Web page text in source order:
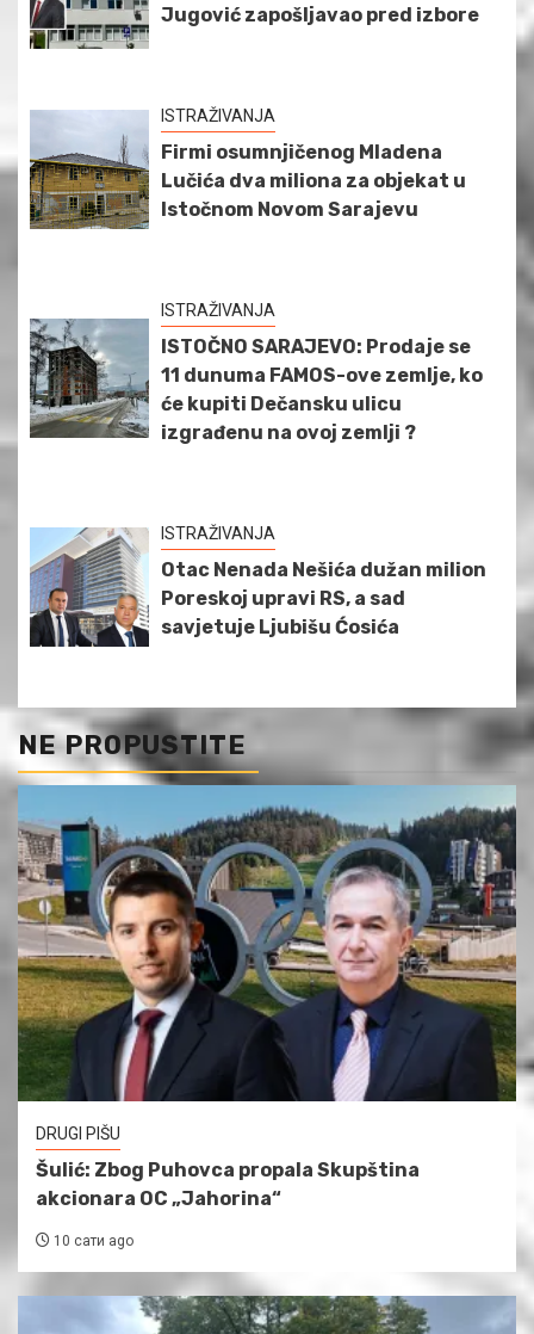
Jugović zapošljavao pred izbore
ISTRAŽIVANJA
Firmi osumnjičenog Mladena
Lučića dva miliona za objekat u
Istočnom Novom Sarajevu
ISTRAŽIVANJA
ISTOČNO SARAJEVO: Prodaje se
11 dunuma FAMOS-ove zemlje, ko
će kupiti Dečansku ulicu
izgrađenu na ovoj zemlji ?
ISTRAŽIVANJA
Otac Nenada Nešića dužan milion
Poreskoj upravi RS, a sad
savjetuje Ljubišu Ćosića
NE PROPUSTITE
DRUGI PIŠU
Šulić: Zbog Puhovca propala Skupština
akcionara OC „Jahorina“
10 сати ago